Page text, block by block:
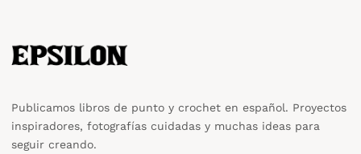
Publicamos libros de punto y crochet en español. Proyectos
inspiradores, fotografías cuidadas y muchas ideas para
seguir creando.